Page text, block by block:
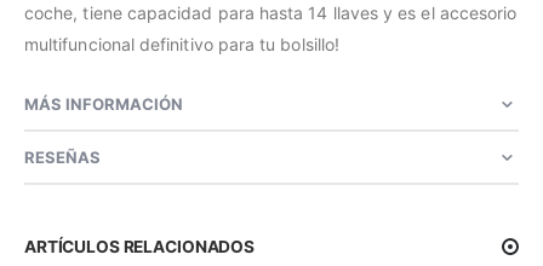
coche, tiene capacidad para hasta 14 llaves y es el accesorio
multifuncional definitivo para tu bolsillo!
MÁS INFORMACIÓN
RESEÑAS
ARTÍCULOS RELACIONADOS